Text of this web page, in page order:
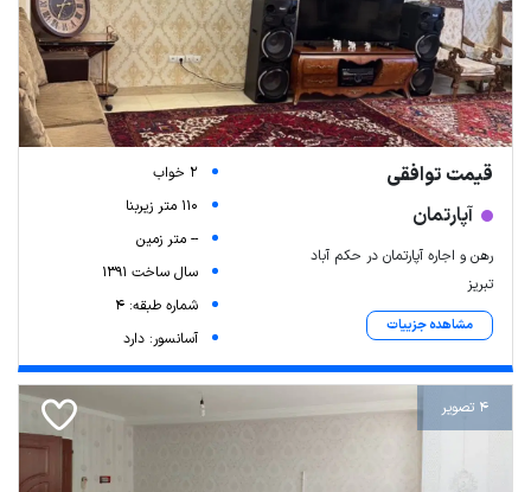
قیمت توافقی
آپارتمان
رهن و اجاره آپارتمان در حکم آباد
تبریز
مشاهده جزییات
2 خواب
110 متر زیربنا
-- متر زمین
سال ساخت 1391
شماره طبقه: 4
آسانسور: دارد
4 تصویر